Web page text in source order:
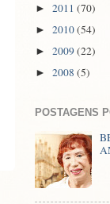
► 2011 (70)
► 2010(54)
► 2009(22)
► 2008 (5)
POSTAGENS